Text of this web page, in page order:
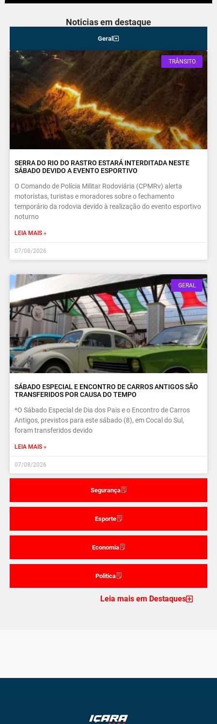
Noticias em destaque
Geral
Segurança
Esporte
Economia
Politica
TRÂNSITO
SERRA DO RIO DO RASTRO ESTARÁ INTERDITADA NESTE
SÁBADO DEVIDO A EVENTO ESPORTIVO
O Comando de Polícia Militar Rodoviária (CPMRv) alerta
motoristas, turistas e moradores sobre o fechamento
temporário da rodovia devido à realização do evento esportivo
noturno
LEIA MAIS »
07/08/2026
GERAL
SÁBADO ESPECIAL E ENCONTRO DE CARROS ANTIGOS SÃO
TRANSFERIDOS POR CAUSA DO TEMPO
*O Sábado Especial de Dia dos Pais e o Encontro de Carros
Antigos, previstos para este sábado (8), em Cocal do Sul,
foram transferidos devido
LEIA MAIS »
07/08/2026
Leia mais em Destaques